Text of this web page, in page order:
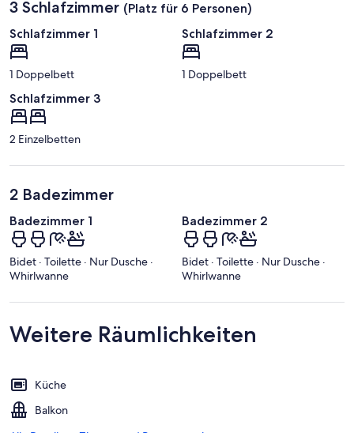
3 Schlafzimmer (Platz für 6 Personen)
Schlafzimmer 1
1 Doppelbett
Schlafzimmer 2
1 Doppelbett
Schlafzimmer 3
2 Einzelbetten
2 Badezimmer
Badezimmer 1
Bidet · Toilette · Nur Dusche ·
Whirlwanne
Badezimmer 2
Bidet · Toilette · Nur Dusche ·
Whirlwanne
Weitere Räumlichkeiten
Küche
Balkon